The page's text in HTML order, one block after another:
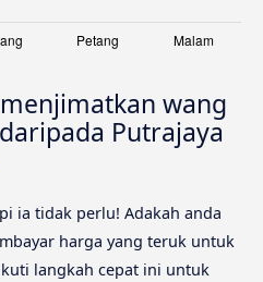
wang
Putrajaya
ia tidak perlu! Adakah anda
harga yang teruk untuk
langkah cepat ini untuk